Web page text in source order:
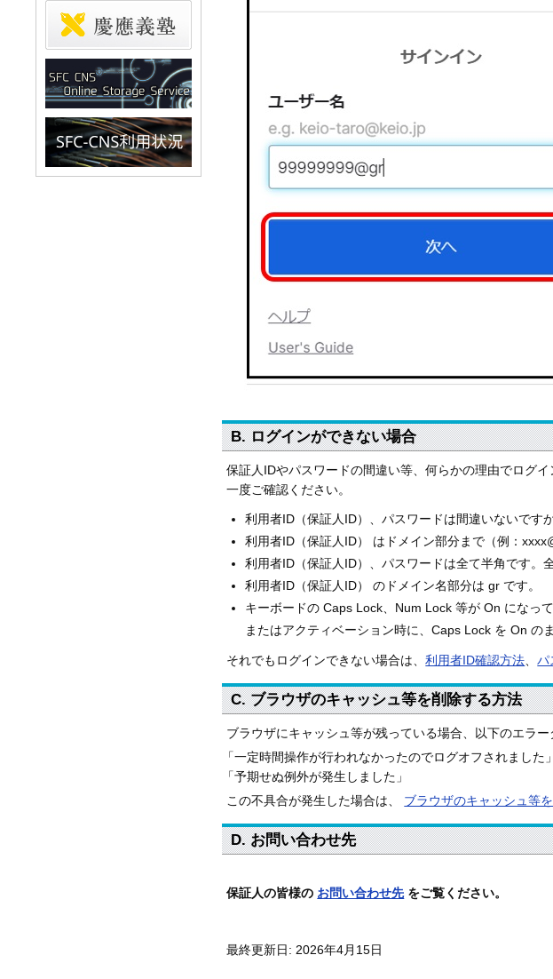
B. ログインができない場合
保証人IDやパスワードの間違い等、何らかの理由でログ
一度ご確認ください。
利用者ID（保証人ID）、パスワードは間違いないですか
利用者ID（保証人ID） はドメイン部分まで（例：
利用者ID（保証人ID）、パスワードは全て半角です。
利用者ID（保証人ID） のドメイン名部分は gr です。
キーボードの Caps Lock、Num Lock 等が On になって
またはアクティベーション時に、Caps Lock を On の
それでもログインできない場合は、利用者ID確認方法 、パ
C. ブラウザのキャッシュ等を削除する方法
ブラウザにキャッシュ等が残っている場合、以下のエラ
「一定時間操作が行われなかったのでログオフされました」
「予期せぬ例外が発生しました」
この不具合が発生した場合は、 ブラウザのキャッシュ等
D. お問い合わせ先
保証人の皆様の お問い合わせ先をご覧ください。
最終更新日: 2026年4月15日